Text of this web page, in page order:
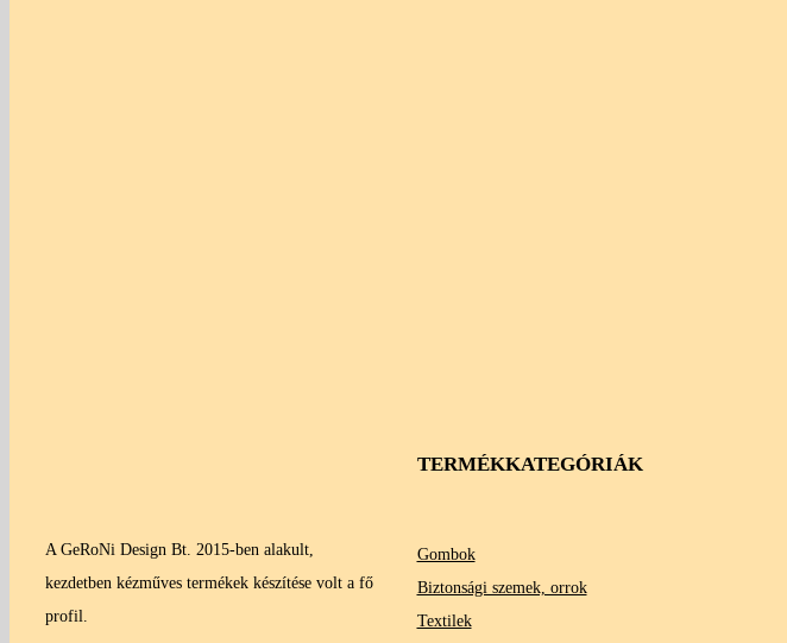
A GeRoNi Design Bt. 2015-ben alakult,
kezdetben kézműves termékek készítése volt a fő
profil.
TERMÉKKATEGÓRIÁK
Gombok
Biztonsági szemek, orrok
Textilek